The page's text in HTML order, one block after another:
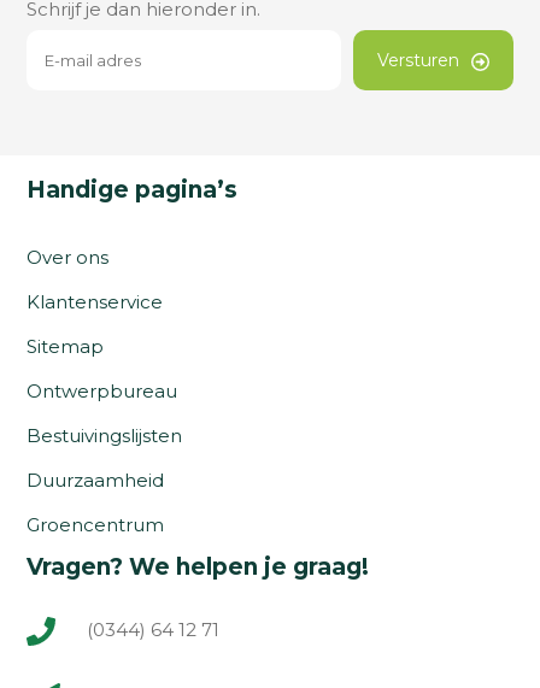
Schrijf je dan hieronder in.
Versturen
Handige pagina’s
Over ons
Klantenservice
Sitemap
Ontwerpbureau
Bestuivingslijsten
Duurzaamheid
Groencentrum
Vragen? We helpen je graag!
(0344) 64 12 71